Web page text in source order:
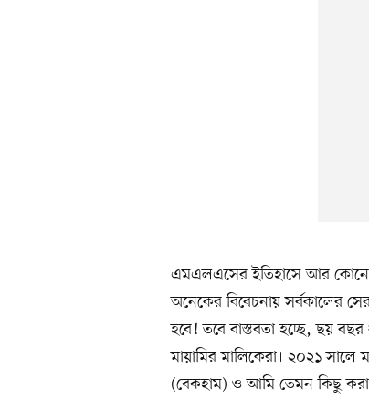
এমএলএসের ইতিহাসে আর কোনো
অনেকের বিবেচনায় সর্বকালের
হবে! তবে বাস্তবতা হচ্ছে, ছয়
মায়ামির মালিকেরা। ২০২১
(বেকহাম) ও আমি তেমন কিছু